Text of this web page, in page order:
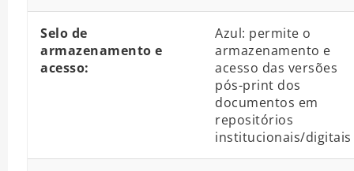
Selo de
armazenamento e
acesso:
Azul: permite o
armazenamento e
acesso das versões
pós-print dos
documentos em
repositórios
institucionais/digitais